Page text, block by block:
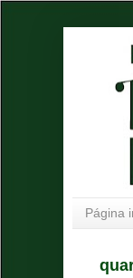
Página